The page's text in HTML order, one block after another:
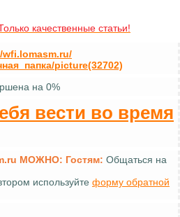
качественные статьи!
picture(32702)
на 0%
вести во время
МОЖНО: Гостям: Общаться на
используйте форму обратной